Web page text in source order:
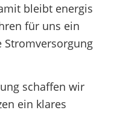
bleibt energis
für uns ein
Stromversorgung
schaffen wir
ein klares